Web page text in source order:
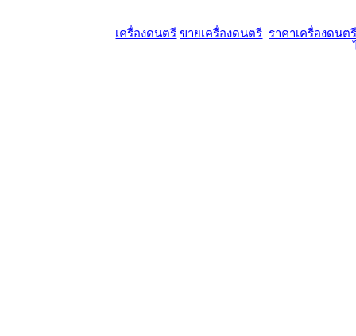
เครื่องดนตรี ขายเครื่องดนตรี ราคาเครื่องดนต